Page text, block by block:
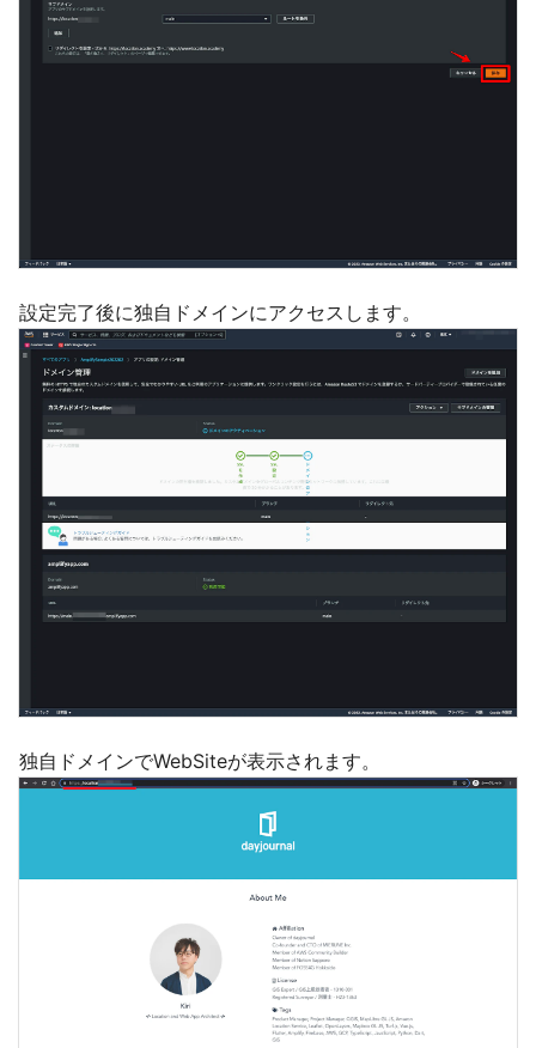
設定完了後に独自ドメインにアクセスします。
独自ドメインでWebSiteが表示されます。